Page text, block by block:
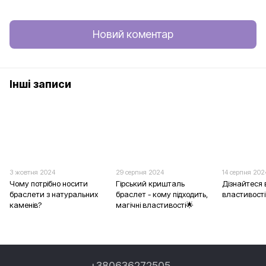
Новий коментар
Інші записи
3 жовтня 2024
Чому потрібно носити
браслети з натуральних
каменів?
29 серпня 2024
Гірський кришталь
браслет - кому підходить,
магічні властивості🌟
14 серпня
Дізнайтеся